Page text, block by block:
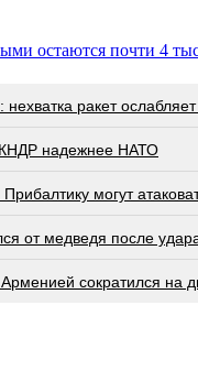
остаются почти 4
ракет
надежнее НАТО
могут
от медведя после
сократился на